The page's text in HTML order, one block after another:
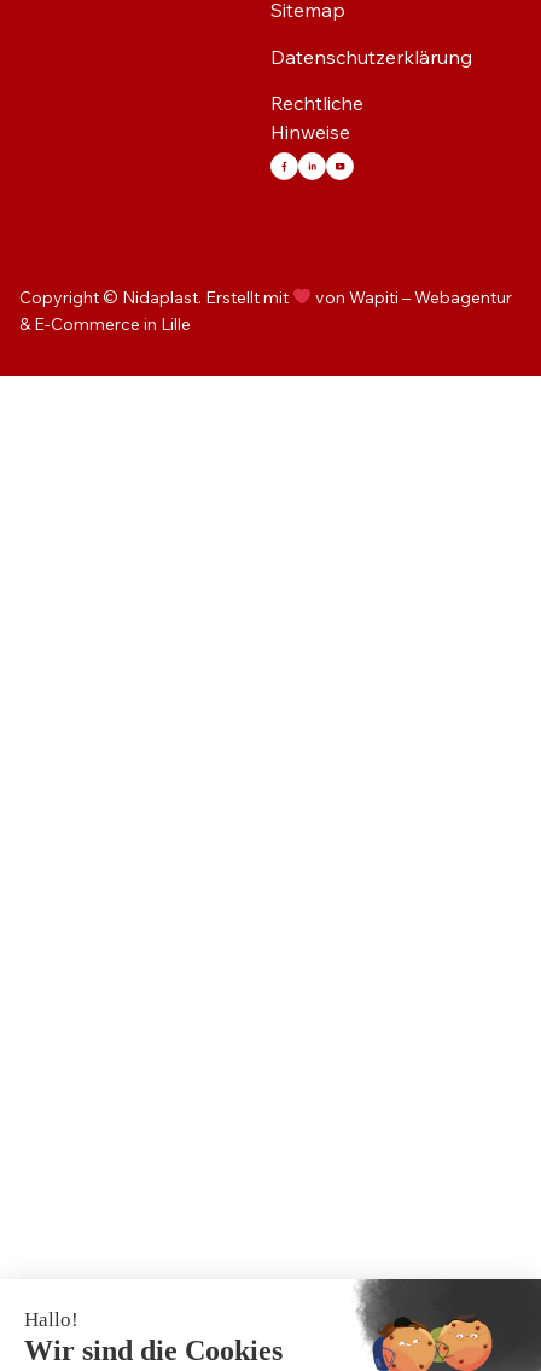
Sitemap
Datenschutzerklärung
Rechtliche
Hinweise
Copyright © Nidaplast. Erstellt mit
von Wapiti – Webagentur
& E-Commerce in Lille